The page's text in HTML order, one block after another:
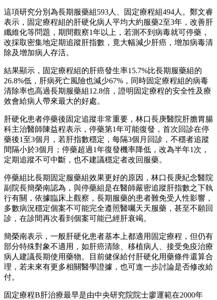
這項研究分別為長期服藥組593人、固定療程組494人。鄭文睿
表示，固定療程組的肝硬化病人平均大約服藥2至3年，改善肝
纖維化等問題，期間觀察1年以上，若測不到病毒就可停藥，
改採取密集地定期追蹤肝指數，竟大幅減少肝癌，增加病毒清
除及增加病人存活。
結果顯示，固定療程組的肝癌發生率15.7%比長期服藥組的
26.8%低，肝病死亡風險也減少67%，同時固定療程組的病毒
清除率也高過長期服藥組12.8倍，證明固定療程的安全性及療
效會給病人帶來最大的好處。
肝硬化患者停藥後固定追蹤非常重要，林口長庚醫院肝膽胃腸
科主治醫師陳益程表示，停藥第1年可能復發，首次回診在停
藥後1至3個月，若肝指數穩定，每隔3個月回診，不穩者追蹤
間隔小於3個月；停藥超過1年復發機率降低，改為半年1次，
定期追蹤不可中斷，也不建議穩定者改回服藥。
停藥組比長期固定服藥組效果更好的原因，林口長庚紀念醫院
副院長簡榮南認為，與停藥組是在醫師嚴密追蹤肝指數之下執
行有關，依據臨床上觀察，長期服藥的患者難免受人性影響，
多數病況穩定個案不可能完全遵照醫囑天天服藥，甚至不願回
診，在診間再次看到個案可能已經肝衰竭。
簡榮南表示，一般肝硬化患者基本上都適用固定療程，但仍有
部分特殊對象不適用，如肝癌清除、移植病人、接受免疫治療
病人建議長期使用藥物。目前健保給付肝硬化用藥條件還算合
理，若未來有更多相關醫學證據，也可進一步討論是否修改給
付。
固定療程B肝治療最早是由中央研究院院士廖運範在2000年